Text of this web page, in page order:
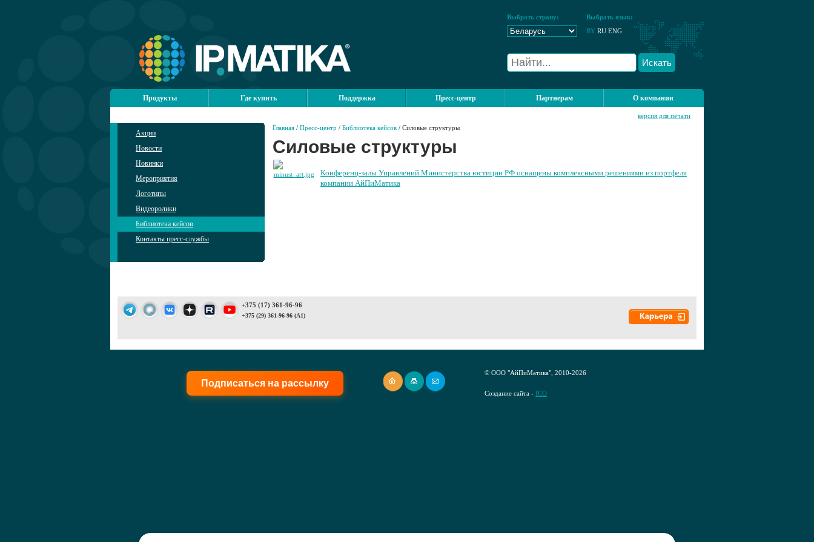
Выбрать страну:
Выбрать язык:
BY RU ENG
Искать
Продукты Где купить Поддержка Пресс-центр Партнерам О компании
Акции
Новости
Новинки
Мероприятия
Логотипы
Видеоролики
Библиотека кейсов
Контакты пресс-службы
Главная / Пресс-центр / Библиотека кейсов / Силовые структуры
версия для печати
Силовые структуры
Конференц-залы Управлений Министерства юстиции РФ оснащены комплексными решениями из портфеля
компании АйПиМатика
+375 (17) 361-96-96
+375 (29) 361-96-96 (A1)
Подписаться на рассылку
© ООО "АйПиМатика", 2010-2026
Создание сайта - ICO